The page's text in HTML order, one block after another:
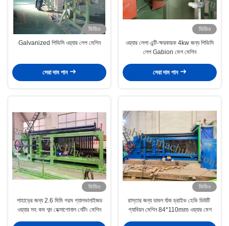
ভিডিও
Galvanized পিভিসি ওয়্যার লেপ মেশিন
সেরা দাম পান
ভিডিও
ওয়্যার লেপা এন্টি-ক্ষয়কারক 4kw জন্য পিভিসি
লেপ Gabion মেশ মেশিন
সেরা দাম পান
ভিডিও
পাহাড়ের জন্য 2.6 মিমি গরম গ্যালভানাইজড
ওয়্যার সহ কম শব্দ হেক্সাগোনাল নেটিং মেশিন
ভিডিও
রাস্তার জন্য ডাবল র্যাক ড্রাইভ হেভি ডিউটি ​​
গ্যাবিয়ন মেশিন 84*110mm ওয়্যার মেশ